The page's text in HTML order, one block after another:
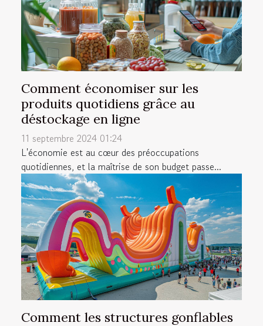
Comment économiser sur les
produits quotidiens grâce au
déstockage en ligne
11 septembre 2024 01:24
L'économie est au cœur des préoccupations
quotidiennes, et la maîtrise de son budget passe...
Comment les structures gonflables